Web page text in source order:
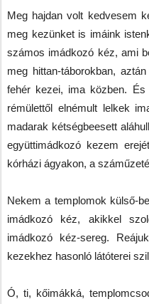
Meg hajdan volt kedvesem
meg kezünket is imáink
számos imádkozó kéz, ami
meg hittan-táborokban,
fehér kezei, ima közben.
rémülettől elnémult lelkek
madarak kétségbeesett
együttimádkozó kezem
kórházi ágyakon, a
Nekem a templomok külső-
imádkozó kéz, akikkel
imádkozó kéz-sereg.
kezekhez hasonló látóterei
Ó, ti, kőimákká,